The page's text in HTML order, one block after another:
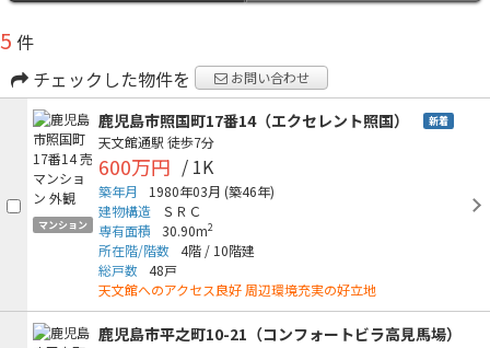
5 件
チェックした物件を
お問い合わせ
マンション
鹿児島市照国町17番14（エクセレント照国） 新着
天文館通駅 徒歩7分
600万円 / 1K
築年月 1980年03月 (築46年)
建物構造
ＳＲＣ
専有面積
30.90m2
所在階/階数 4階 / 10階建
総戸数 48戸
天文館へのアクセス良好 周辺環境充実の好立地
鹿児島市平之町10-21（コンフォートビラ高見馬場）